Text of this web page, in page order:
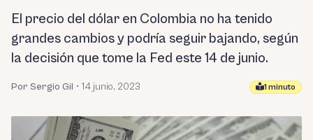
El precio del dólar en Colombia no ha tenido
grandes cambios y podría seguir bajando, según
la decisión que tome la Fed este 14 de junio.
Por Sergio Gil • 14 junio, 2023 1 minuto